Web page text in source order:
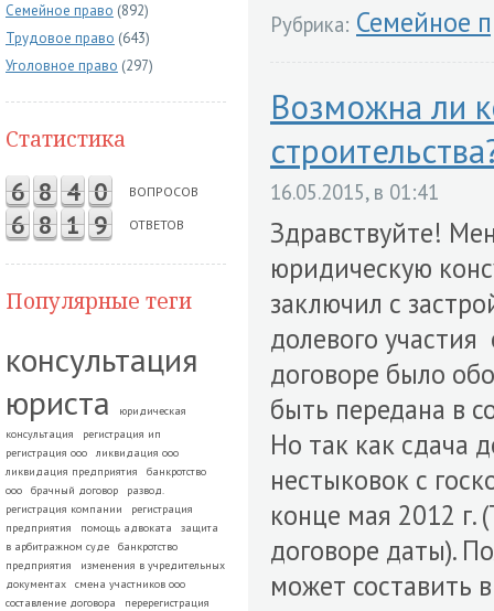
Семейное право (892)
Трудовое право (643)
Уголовное право (297)
Статистика
6 8 4 0 ВОПРОСОВ
6 8 1 9 ОТВЕТОВ
Популярные теги
консультация
юриста
юридическая
консультация
регистрация ип
регистрация ооо
ликвидация ооо
ликвидация предприятия
банкротство
ооо
брачный договор
развод.
регистрация компании
регистрация
предприятия
помощь адвоката
защита
в арбитражном суде
банкротство
предприятия
изменения в учредительных
документах
смена участников ооо
составление договора
перерегистрация
Рубрика: Семейное
Возможна ли
16.05.2015, в 01:41
Здравствуйте!
юридическую
заключил с
долевого
договоре было
быть передана в
Но так как сдача
нестыковок с
конце мая 2012 г.
договоре даты).
может составить